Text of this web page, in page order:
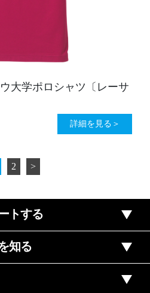
大学ポロシャツ〔レーサ
詳細を見る＞
2 >
トする
知る